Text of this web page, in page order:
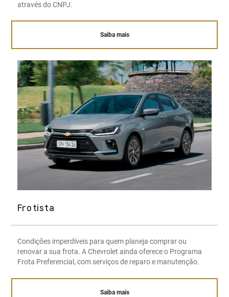
através do CNPJ.
Saiba mais
Frotista
Condições imperdíveis para quem planeja comprar ou
renovar a sua frota. A Chevrolet ainda oferece o Programa
Frota Preferencial, com serviços de reparo e manutenção.
Saiba mais